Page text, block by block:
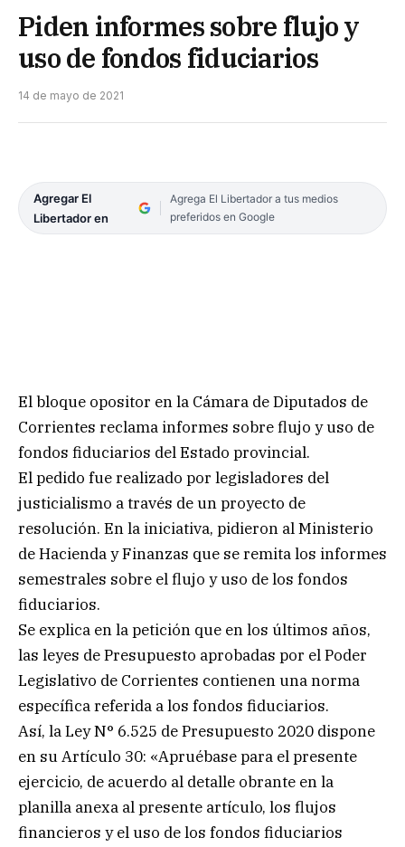
Piden informes sobre flujo y
uso de fondos fiduciarios
14 de mayo de 2021
Agregar El
Libertador en
Agrega El Libertador a tus medios
preferidos en Google
El bloque opositor en la Cámara de Diputados de
Corrientes reclama informes sobre flujo y uso de
fondos fiduciarios del Estado provincial.
El pedido fue realizado por legisladores del
justicialismo a través de un proyecto de
resolución. En la iniciativa, pidieron al Ministerio
de Hacienda y Finanzas que se remita los informes
semestrales sobre el flujo y uso de los fondos
fiduciarios.
Se explica en la petición que en los últimos años,
las leyes de Presupuesto aprobadas por el Poder
Legislativo de Corrientes contienen una norma
específica referida a los fondos fiduciarios.
Así, la Ley N° 6.525 de Presupuesto 2020 dispone
en su Artículo 30: «Apruébase para el presente
ejercicio, de acuerdo al detalle obrante en la
planilla anexa al presente artículo, los flujos
financieros y el uso de los fondos fiduciarios